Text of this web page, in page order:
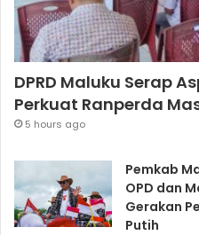
DPRD Maluku Serap
Perkuat Ranperda
5 hours ago
Pemkab
OPD dan
Gerakan
Putih